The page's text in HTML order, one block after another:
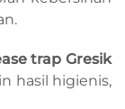
trap Gresik
hasil higienis,